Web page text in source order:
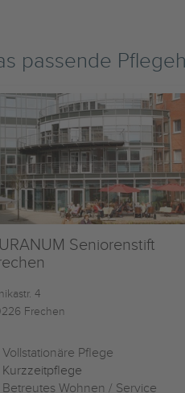
passende
Seniorenstift
4
Frechen
Vollstationäre Pflege
Kurzzeitpflege
Betreutes Wohnen / Service